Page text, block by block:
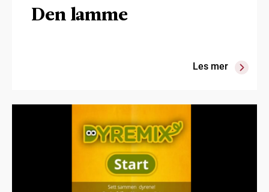
Den lamme
Les mer